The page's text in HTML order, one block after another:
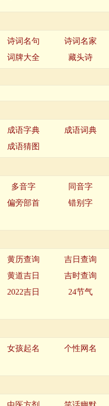
诗词名句
诗词名家
词牌大全 藏头诗
成语字典
成语词典
成语猜图
多音字
同音字
偏旁部首
错别字
黄历查询
吉日查询
黄道吉日
吉时查询
2022吉日
24节气
女孩起名
个性网名